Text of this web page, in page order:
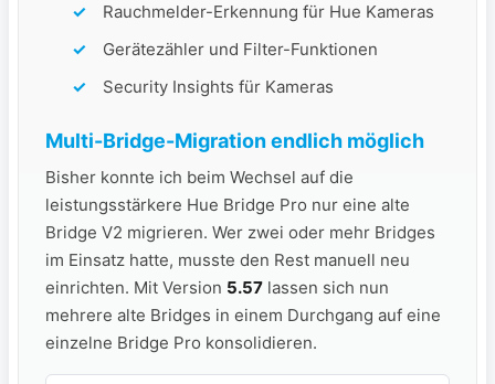
Rauchmelder-Erkennung für Hue Kameras
Gerätezähler und Filter-Funktionen
Security Insights für Kameras
Multi-Bridge-Migration endlich möglich
Bisher konnte ich beim Wechsel auf die
leistungsstärkere Hue Bridge Pro nur eine alte
Bridge V2 migrieren. Wer zwei oder mehr Bridges
im Einsatz hatte, musste den Rest manuell neu
einrichten. Mit Version 5.57 lassen sich nun
mehrere alte Bridges in einem Durchgang auf eine
einzelne Bridge Pro konsolidieren.